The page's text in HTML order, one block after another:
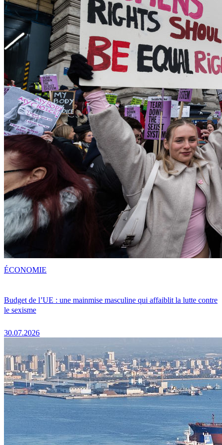
Budget de l’UE : une mainmise masculine qui affaiblit la lutte contre
le sexisme
30.07.2026
ÉCONOMIE